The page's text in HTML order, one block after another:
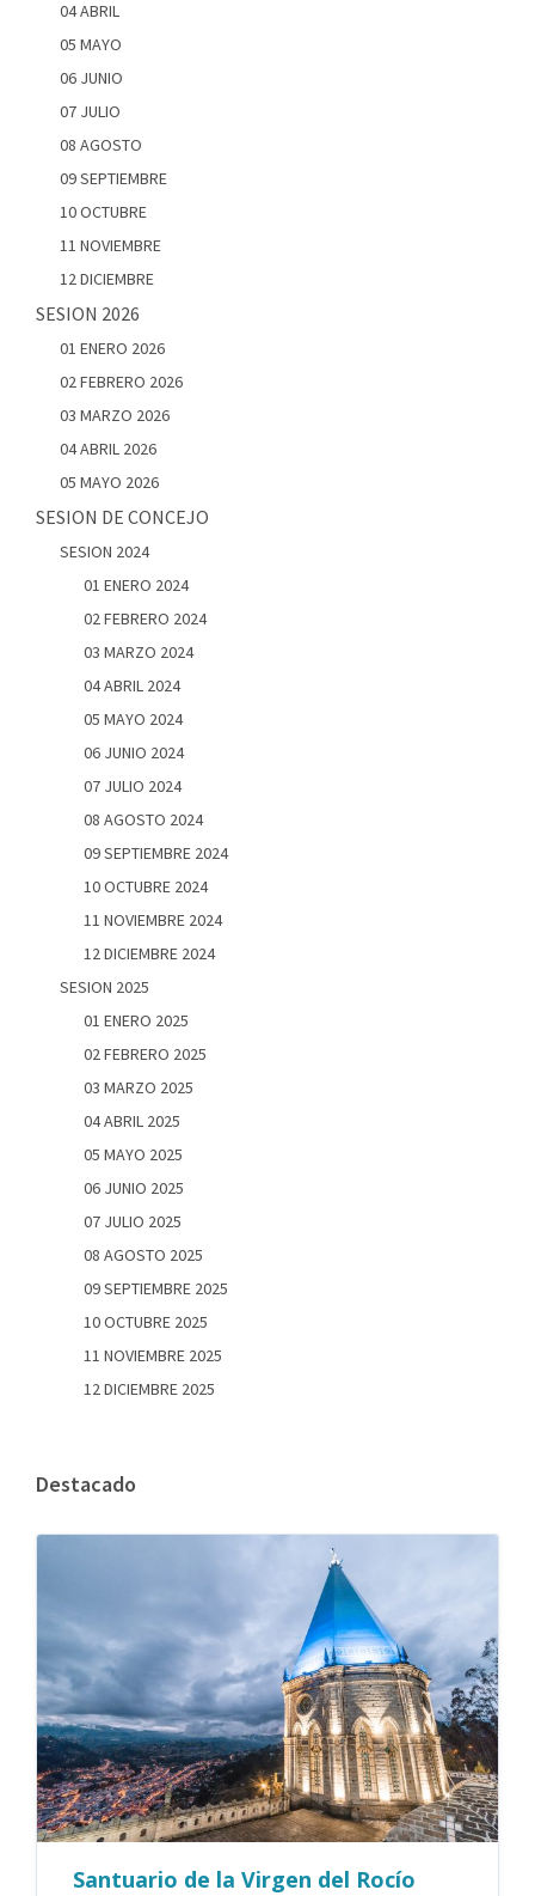
04 ABRIL
05 MAYO
06 JUNIO
07 JULIO
08 AGOSTO
09 SEPTIEMBRE
10 OCTUBRE
11 NOVIEMBRE
12 DICIEMBRE
SESION 2026
01 ENERO 2026
02 FEBRERO 2026
03 MARZO 2026
04 ABRIL 2026
05 MAYO 2026
SESION DE CONCEJO
SESION 2024
01 ENERO 2024
02 FEBRERO 2024
03 MARZO 2024
04 ABRIL 2024
05 MAYO 2024
06 JUNIO 2024
07 JULIO 2024
08 AGOSTO 2024
09 SEPTIEMBRE 2024
10 OCTUBRE 2024
11 NOVIEMBRE 2024
12 DICIEMBRE 2024
SESION 2025
01 ENERO 2025
02 FEBRERO 2025
03 MARZO 2025
04 ABRIL 2025
05 MAYO 2025
06 JUNIO 2025
07 JULIO 2025
08 AGOSTO 2025
09 SEPTIEMBRE 2025
10 OCTUBRE 2025
11 NOVIEMBRE 2025
12 DICIEMBRE 2025
Destacado
Santuario de la Virgen del Rocío